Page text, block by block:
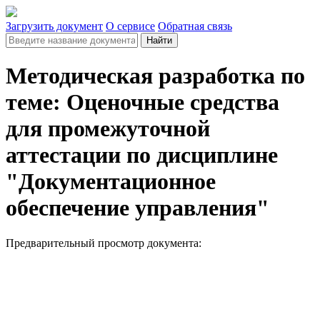
Загрузить документ О сервисе Обратная связь
Найти
Методическая разработка по
теме: Оценочные средства
для промежуточной
аттестации по дисциплине
"Документационное
обеспечение управления"
Предварительный просмотр документа: